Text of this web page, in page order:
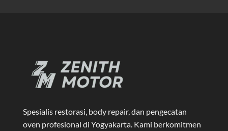
Spesialis restorasi, body repair, dan pengecatan
oven profesional di Yogyakarta . Kami berkomitmen